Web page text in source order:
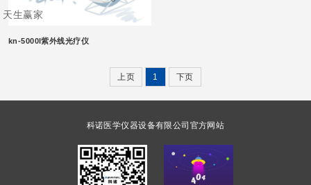
天生赢家
kn-5000l紫外线光疗仪
上页 1 下页
科诺医学仪器设备有限公司官方网站